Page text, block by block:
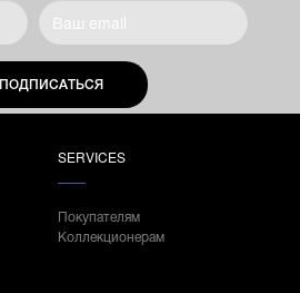
ПОДПИСАТЬСЯ
SERVICES
Покупателям
Коллекционерам